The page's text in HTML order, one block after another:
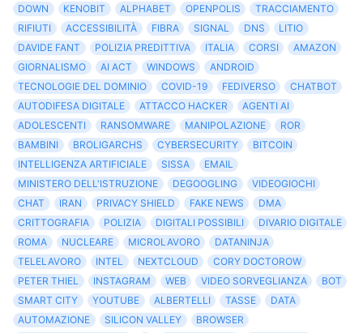
DOWN
KENOBIT ALPHABET OPENPOLIS
TRACCIAMENTO
RIFIUTI
ACCESSIBILITÀ FIBRA SIGNAL DNS
LITIO
DAVIDE FANT
POLIZIA PREDITTIVA ITALIA CORSI
AMAZON
GIORNALISMO
AI ACT WINDOWS
ANDROID
TECNOLOGIE DEL DOMINIO
COVID-19 FEDIVERSO
CHATBOT
AUTODIFESA DIGITALE
ATTACCO HACKER
AGENTI AI
ADOLESCENTI
RANSOMWARE MANIPOLAZIONE
ROR
BAMBINI
BROLIGARCHS CYBERSECURITY
BITCOIN
INTELLIGENZA ARTIFICIALE
SISSA
EMAIL
MINISTERO DELL'ISTRUZIONE
DEGOOGLING
VIDEOGIOCHI
CHAT
IRAN PRIVACY SHIELD FAKE NEWS
DMA
CRITTOGRAFIA
POLIZIA DIGITALI POSSIBILI
DIVARIO DIGITALE
ROMA
NUCLEARE MICROLAVORO
DATANINJA
TELELAVORO
INTEL NEXTCLOUD
CORY DOCTOROW
PETER THIEL
INSTAGRAM WEB VIDEO SORVEGLIANZA
BOT
SMART CITY
YOUTUBE ALBERTELLI TASSE
DATA
AUTOMAZIONE
SILICON VALLEY
BROWSER